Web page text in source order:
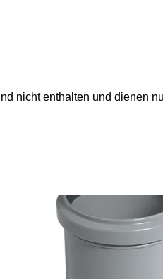
nicht enthalten und dienen